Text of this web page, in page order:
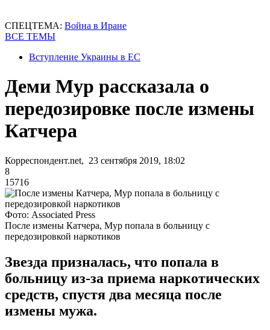
СПЕЦТЕМА: Война в Иране
ВСЕ ТЕМЫ
Вступление Украины в ЕС
Деми Мур рассказала о
передозировке после измены
Катчера
Корреспондент.net, 23 сентября 2019, 18:02
8
15716
Фото: Associated Press
После измены Катчера, Мур попала в больницу с
передозировкой наркотиков
Звезда призналась, что попала в
больницу из-за приема наркотических
средств, спустя два месяца после
измены мужа.